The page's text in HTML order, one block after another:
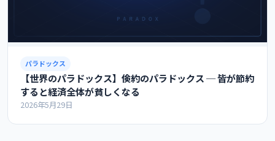
パラドックス
【世界のパラドックス】倹約のパラドックス ─ 皆が節約
すると経済全体が貧しくなる
2026年5月29日